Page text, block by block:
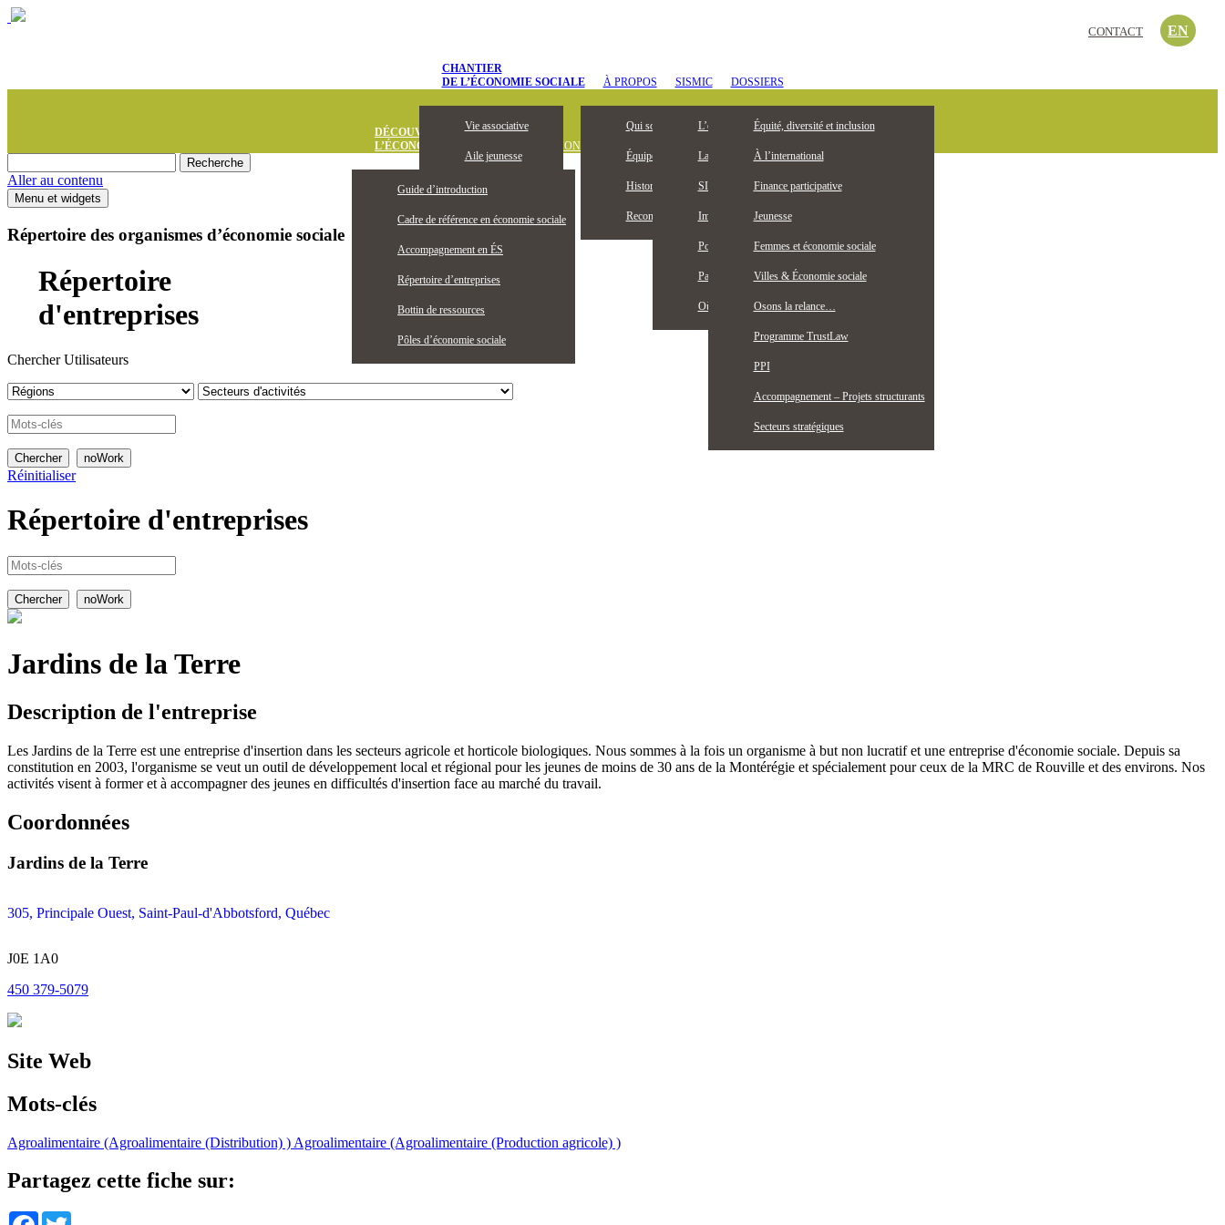
CHANTIER
DE L’ÉCONOMIE SOCIALE
Vie associative
Aile jeunesse
Devenez membre
Membres honoraires
Publications
Partenaires
Actualités
À PROPOS
Qui sommes-nous
Équipe
Historique
Reconnaissance territoriale
SISMIC
L’entrepreneuriat collectif, c’est quoi?
La Bourse Entrepreneuriat collectif jeunesse
SISMIC, c’est quoi?
Impacts SISMIC
Portraits SISMIC
Partenaires nationaux
Où nous trouver
DOSSIERS
Équité, diversité et inclusion
À l’international
Finance participative
Jeunesse
Femmes et économie sociale
Villes & Économie sociale
Osons la relance…
Programme TrustLaw
PPI
Accompagnement – Projets structurants
Secteurs stratégiques
DÉCOUVREZ
L’ÉCONOMIE SOCIALE
Guide d’introduction
Cadre de référence en économie sociale
Accompagnement en ÉS
Répertoire d’entreprises
Bottin de ressources
Pôles d’économie sociale
DÉFINITION OUTILS ET PUBLICATIONS OFFRES D’EMPLOI
CONTACT EN
Aller au contenu
Menu et widgets
Répertoire des organismes d’économie sociale
Répertoire
d'entreprises
Chercher Utilisateurs
Réinitialiser
Répertoire d'entreprises
Jardins de la Terre
Description de l'entreprise
Les Jardins de la Terre est une entreprise d'insertion dans les secteurs agricole et horticole biologiques. Nous sommes à la fois un organisme à but non lucratif et une entreprise d'économie sociale. Depuis sa
constitution en 2003, l'organisme se veut un outil de développement local et régional pour les jeunes de moins de 30 ans de la Montérégie et spécialement pour ceux de la MRC de Rouville et des environs. Nos
activités visent à former et à accompagner des jeunes en difficultés d'insertion face au marché du travail.
Coordonnées
Jardins de la Terre
305, Principale Ouest, Saint-Paul-d'Abbotsford, Québec
J0E 1A0
450 379-5079
Site Web
Mots-clés
Agroalimentaire (Agroalimentaire (Distribution) ) Agroalimentaire (Agroalimentaire (Production agricole) )
Partagez cette fiche sur:
Facebook